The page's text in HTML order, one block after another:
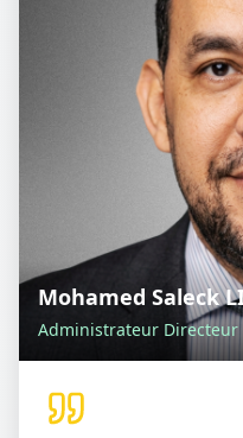
Mohamed Saleck
Administrateur Directeur